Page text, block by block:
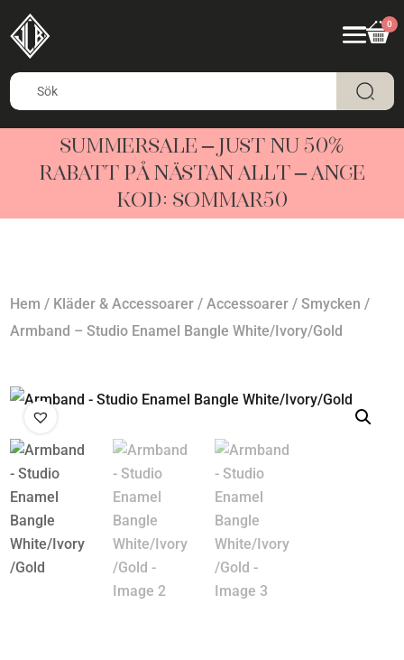
0
SUMMERSALE – JUST NU 50%
RABATT PÅ NÄSTAN ALLT – ANGE
KOD: SOMMAR50
Hem / Kläder & Accessoarer /Accessoarer /Smycken /
Armband – Studio Enamel Bangle White/Ivory/Gold